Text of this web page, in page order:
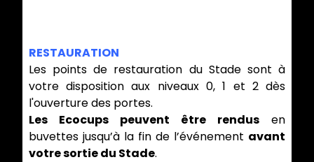
RESTAURATION
Les points de restauration du Stade sont à
votre disposition aux niveaux 0, 1 et 2 dès
l'ouverture des portes.
Les Ecocups peuvent être rendus en
buvettes jusqu’à la fin de l’événement avant
votre sortie du Stade.